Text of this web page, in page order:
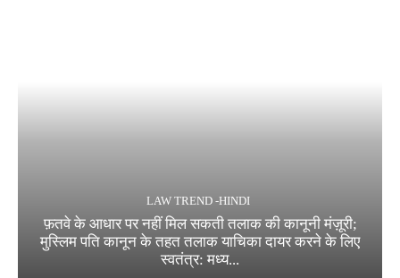
LAW TREND -HINDI
फ़तवे के आधार पर नहीं मिल सकती तलाक की कानूनी मंज़ूरी;
मुस्लिम पति कानून के तहत तलाक याचिका दायर करने के लिए
स्वतंत्र: मध्य...